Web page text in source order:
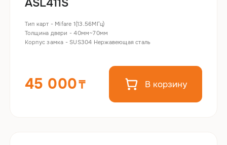
ASL411S
Тип карт - Mifare 1(13.56МГц)
Толщина двери - 40мм~70мм
Корпус замка - SUS304 Нержавеющая сталь
45 000 В корзину